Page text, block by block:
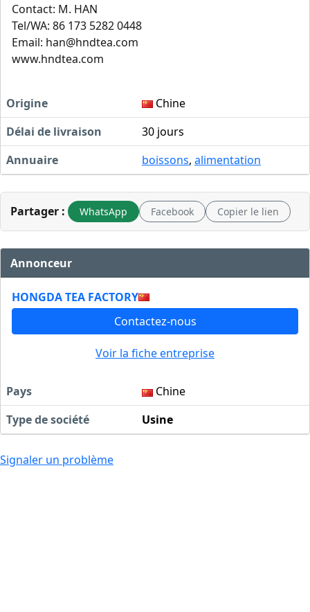
Contact: M. HAN
Tel/WA: 86 173 5282 0448
Email: han@hndtea.com
www.hndtea.com
Origine
Chine
Délai de livraison
30 jours
Annuaire
boissons, alimentation
Partager : WhatsApp Facebook Copier le lien
Annonceur
HONGDA TEA FACTORY
Contactez-nous
Voir la fiche entreprise
Pays
Chine
Type de société
Usine
Signaler un problème